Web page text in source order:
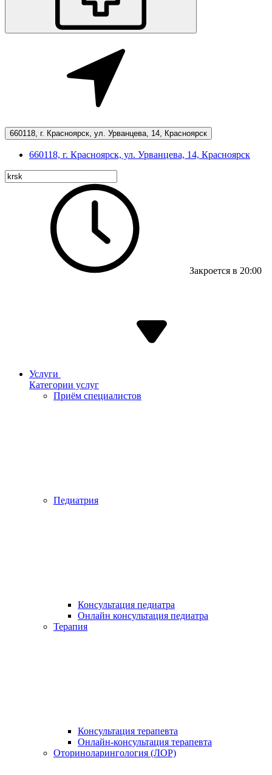
660118, г. Красноярск, ул. Урванцева, 14, Красноярск
660118, г. Красноярск, ул. Урванцева, 14, Красноярск
Закроется в 20:00
Услуги
Категории услуг
Приём специалистов
Педиатрия
Консультация педиатра
Онлайн консультация педиатра
Терапия
Консультация терапевта
Онлайн-консультация терапевта
Оториноларингология (ЛОР)